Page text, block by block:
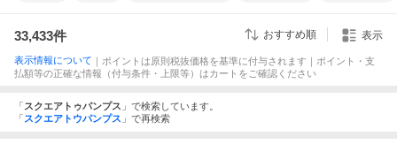
33,433件 おすすめ順 表示
表示情報について ｜ポイントは原則税抜価格を基準に付与されます｜ポイント・支
払額等の正確な情報（付与条件・上限等）はカートをご確認ください
「スクエアトゥパンプス 」 で検索しています。
「スクエアトウパンプス 」 で再検索